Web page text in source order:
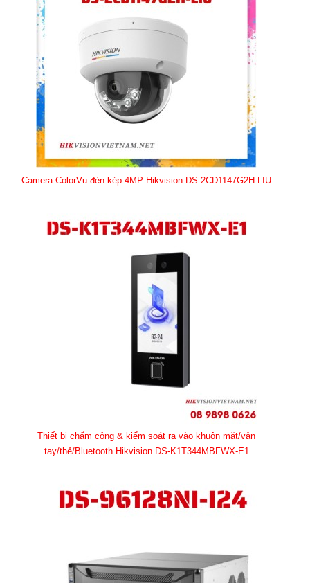
Camera ColorVu đèn kép 4MP Hikvision DS-2CD1147G2H-LIU
Thiết bị chấm công & kiểm soát ra vào khuôn mặt/vân
tay/thẻ/Bluetooth Hikvision DS-K1T344MBFWX-E1